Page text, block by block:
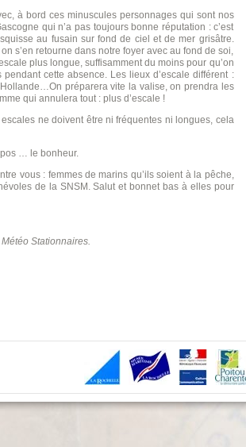
à bord ces minuscules personnages qui sont nos
qui n’a pas toujours bonne réputation : c’est
au fusain sur fond de ciel et de mer grisâtre.
s’en retourne dans notre foyer avec au fond de soi,
plus longue, suffisamment du moins pour qu’on
cette absence. Les lieux d’escale différent :
préparera vite la valise, on prendra les
qui annulera tout : plus d’escale !
ne doivent être ni fréquentes ni longues, cela
… le bonheur.
vous : femmes de marins qu’ils soient à la pêche,
de la SNSM. Salut et bonnet bas à elles pour
Stationnaires.